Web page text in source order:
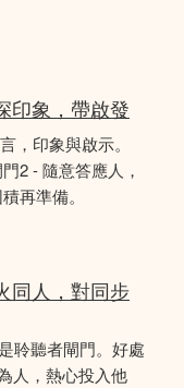
印象，帶啟發
，印象與啟示。
2 - 隨意答應人，
再準備。
同人，對同步
聆聽者閘門。好處
人，熱心投入他